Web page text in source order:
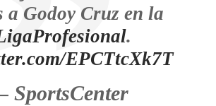
a Godoy Cruz en la
.
EPCTtcXk7T
SportsCenter